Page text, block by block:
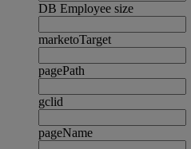
DB Employee size
marketoTarget
pagePath
gclid
pageName